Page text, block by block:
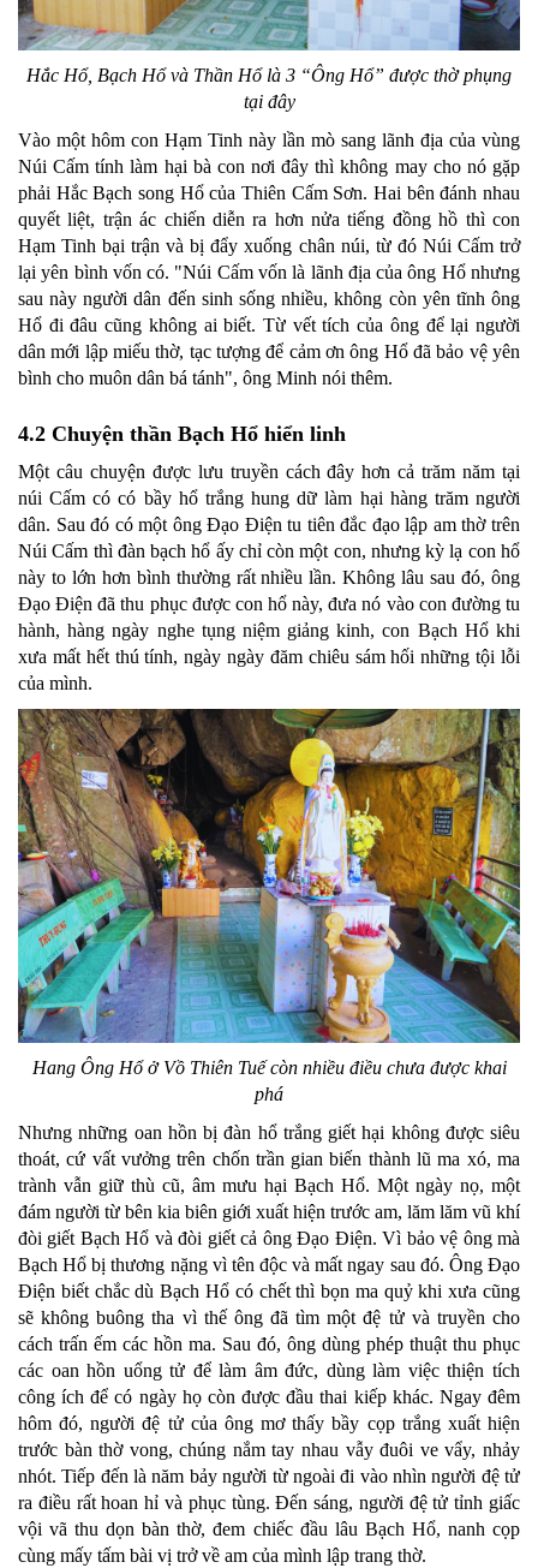
Hắc Hổ, Bạch Hổ và Thần Hổ là 3 “Ông Hổ” được thờ phụng
tại đây
Vào một hôm con Hạm Tinh này lần mò sang lãnh địa của vùng
Núi Cấm tính làm hại bà con nơi đây thì không may cho nó gặp
phải Hắc Bạch song Hổ của Thiên Cấm Sơn. Hai bên đánh nhau
quyết liệt, trận ác chiến diễn ra hơn nửa tiếng đồng hồ thì con
Hạm Tinh bại trận và bị đẩy xuống chân núi, từ đó Núi Cấm trở
lại yên bình vốn có. "Núi Cấm vốn là lãnh địa của ông Hổ nhưng
sau này người dân đến sinh sống nhiều, không còn yên tĩnh ông
Hổ đi đâu cũng không ai biết. Từ vết tích của ông để lại người
dân mới lập miếu thờ, tạc tượng để cảm ơn ông Hổ đã bảo vệ yên
bình cho muôn dân bá tánh", ông Minh nói thêm.
4.2 Chuyện thần Bạch Hổ hiển linh
Một câu chuyện được lưu truyền cách đây hơn cả trăm năm tại
núi Cấm có có bầy hổ trắng hung dữ làm hại hàng trăm người
dân. Sau đó có một ông Đạo Điện tu tiên đắc đạo lập am thờ trên
Núi Cấm thì đàn bạch hổ ấy chỉ còn một con, nhưng kỳ lạ con hổ
này to lớn hơn bình thường rất nhiều lần. Không lâu sau đó, ông
Đạo Điện đã thu phục được con hổ này, đưa nó vào con đường tu
hành, hàng ngày nghe tụng niệm giảng kinh, con Bạch Hổ khi
xưa mất hết thú tính, ngày ngày đăm chiêu sám hối những tội lỗi
của mình.
Hang Ông Hổ ở Vồ Thiên Tuế còn nhiều điều chưa được khai
phá
Nhưng những oan hồn bị đàn hổ trắng giết hại không được siêu
thoát, cứ vất vưởng trên chốn trần gian biến thành lũ ma xó, ma
trành vẫn giữ thù cũ, âm mưu hại Bạch Hổ. Một ngày nọ, một
đám người từ bên kia biên giới xuất hiện trước am, lăm lăm vũ khí
đòi giết Bạch Hổ và đòi giết cả ông Đạo Điện. Vì bảo vệ ông mà
Bạch Hổ bị thương nặng vì tên độc và mất ngay sau đó. Ông Đạo
Điện biết chắc dù Bạch Hổ có chết thì bọn ma quỷ khi xưa cũng
sẽ không buông tha vì thế ông đã tìm một đệ tử và truyền cho
cách trấn ếm các hồn ma. Sau đó, ông dùng phép thuật thu phục
các oan hồn uổng tử để làm âm đức, dùng làm việc thiện tích
công ích để có ngày họ còn được đầu thai kiếp khác. Ngay đêm
hôm đó, người đệ tử của ông mơ thấy bầy cọp trắng xuất hiện
trước bàn thờ vong, chúng nắm tay nhau vẫy đuôi ve vẩy, nhảy
nhót. Tiếp đến là năm bảy người từ ngoài đi vào nhìn người đệ tử
ra điều rất hoan hỉ và phục tùng. Đến sáng, người đệ tử tỉnh giấc
vội vã thu dọn bàn thờ, đem chiếc đầu lâu Bạch Hổ, nanh cọp
cùng mấy tấm bài vị trở về am của mình lập trang thờ.